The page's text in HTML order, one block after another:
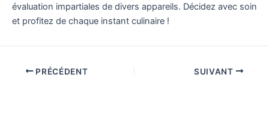
évaluation impartiales de divers appareils. Décidez avec soin
et profitez de chaque instant culinaire !
PRÉCÉDENT SUIVANT